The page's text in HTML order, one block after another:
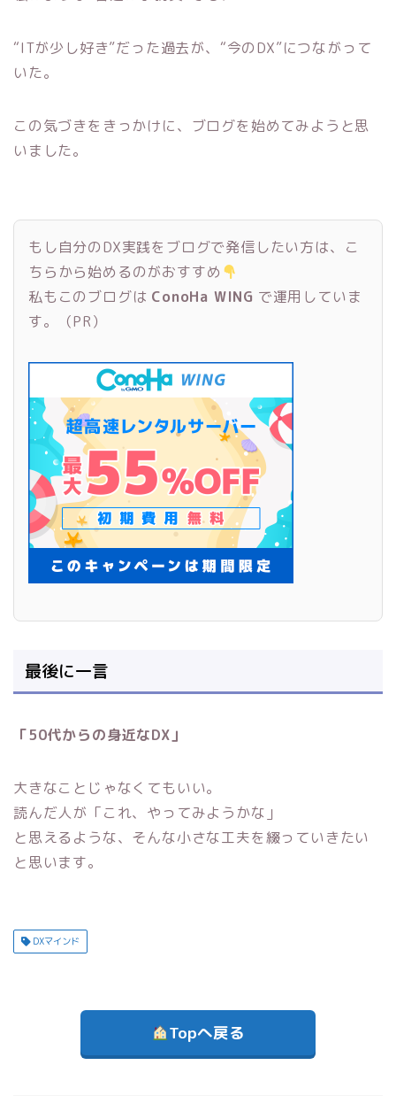
“ITが少し好き”だった過去が、 “今のDX”につながって
いた。
この気づきをきっかけに、ブログを始めてみようと思
いました。
もし自分のDX実践をブログで発信したい方は、こ
ちらから始めるのがおすすめ
私もこのブログは ConoHa WING で運用していま
す。（PR）
最後に一言
「50代からの身近なDX」
大きなことじゃなくてもいい。
読んだ人が「これ、やってみようかな」
と思えるような、そんな小さな工夫を綴っていきたい
と思います。
DXマインド
Topへ戻る